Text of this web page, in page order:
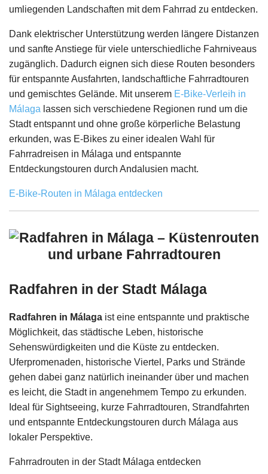
umliegenden Landschaften mit dem Fahrrad zu entdecken.
Dank elektrischer Unterstützung werden längere Distanzen
und sanfte Anstiege für viele unterschiedliche Fahrniveaus
zugänglich. Dadurch eignen sich diese Routen besonders
für entspannte Ausfahrten, landschaftliche Fahrradtouren
und gemischtes Gelände. Mit unserem E-Bike-Verleih in
Málaga lassen sich verschiedene Regionen rund um die
Stadt entspannt und ohne große körperliche Belastung
erkunden, was E-Bikes zu einer idealen Wahl für
Fahrradreisen in Málaga und entspannte
Entdeckungstouren durch Andalusien macht.
E-Bike-Routen in Málaga entdecken
Radfahren in der Stadt Málaga
Radfahren in Málaga ist eine entspannte und praktische
Möglichkeit, das städtische Leben, historische
Sehenswürdigkeiten und die Küste zu entdecken.
Uferpromenaden, historische Viertel, Parks und Strände
gehen dabei ganz natürlich ineinander über und machen
es leicht, die Stadt in angenehmem Tempo zu erkunden.
Ideal für Sightseeing, kurze Fahrradtouren, Strandfahrten
und entspannte Entdeckungstouren durch Málaga aus
lokaler Perspektive.
Fahrradrouten in der Stadt Málaga entdecken